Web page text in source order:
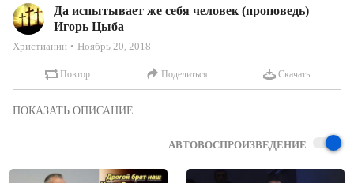
Да испытывает же себя человек (проповедь)
Игорь Цыба
Христианин Ноябрь 20, 2018
Повтор Поделиться Скачать
Да испытывает же себя человек (проповедь) Игорь Цыба
АВТОВОСПРОИЗВЕДЕНИЕ